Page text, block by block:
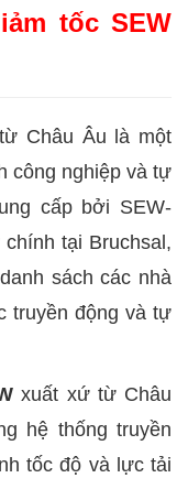
tốc SEW
Châu Âu là một
công nghiệp và tự
cấp bởi SEW-
tại Bruchsal,
sách các nhà
truyền động và tự
xuất xứ từ Châu
hệ thống truyền
tốc độ và lực tải